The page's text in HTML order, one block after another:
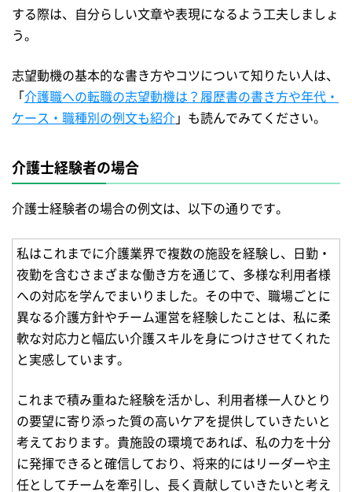
する際は、自分らしい文章や表現になるよう工夫しましょ
う。
志望動機の基本的な書き方やコツについて知りたい人は、
「 介護職への転職の志望動機は？履歴書の書き方や年代・
ケース・職種別の例文も紹介 」も読んでみてください。
介護士経験者の場合
介護士経験者の場合の例文は、以下の通りです。
私はこれまでに介護業界で複数の施設を経験し、日勤・
夜勤を含むさまざまな働き方を通じて、多様な利用者様
への対応を学んでまいりました。その中で、職場ごとに
異なる介護方針やチーム運営を経験したことは、私に柔
軟な対応力と幅広い介護スキルを身につけさせてくれた
と実感しています。
これまで積み重ねた経験を活かし、利用者様一人ひとり
の要望に寄り添った質の高いケアを提供していきたいと
考えております。貴施設の環境であれば、私の力を十分
に発揮できると確信しており、将来的にはリーダーや主
任としてチームを牽引し、長く貢献していきたいと考え